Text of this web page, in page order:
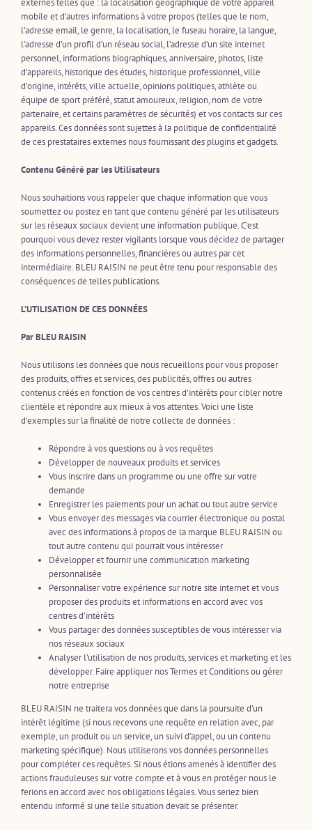
externes telles que : la localisation géographique de votre appareil
mobile et d’autres informations à votre propos (telles que le nom,
l’adresse email, le genre, la localisation, le fuseau horaire, la langue,
l’adresse d’un profil d’un réseau social, l’adresse d’un site internet
personnel, informations biographiques, anniversaire, photos, liste
d’appareils, historique des études, historique professionnel, ville
d’origine, intérêts, ville actuelle, opinions politiques, athlète ou
équipe de sport préféré, statut amoureux, religion, nom de votre
partenaire, et certains paramètres de sécurités) et vos contacts sur ces
appareils. Ces données sont sujettes à la politique de confidentialité
de ces prestataires externes nous fournissant des plugins et gadgets.
Contenu Généré par les Utilisateurs
Nous souhaitions vous rappeler que chaque information que vous
soumettez ou postez en tant que contenu généré par les utilisateurs
sur les réseaux sociaux devient une information publique. C’est
pourquoi vous devez rester vigilants lorsque vous décidez de partager
des informations personnelles, financières ou autres par cet
intermédiaire. BLEU RAISIN ne peut être tenu pour responsable des
conséquences de telles publications.
L’UTILISATION DE CES DONNÉES
Par BLEU RAISIN
Nous utilisons les données que nous recueillons pour vous proposer
des produits, offres et services, des publicités, offres ou autres
contenus créés en fonction de vos centres d’intérêts pour cibler notre
clientèle et répondre aux mieux à vos attentes. Voici une liste
d’exemples sur la finalité de notre collecte de données :
Répondre à vos questions ou à vos requêtes
Développer de nouveaux produits et services
Vous inscrire dans un programme ou une offre sur votre
demande
Enregistrer les paiements pour un achat ou tout autre service
Vous envoyer des messages via courrier électronique ou postal
avec des informations à propos de la marque BLEU RAISIN ou
tout autre contenu qui pourrait vous intéresser
Développer et fournir une communication marketing
personnalisée
Personnaliser votre expérience sur notre site internet et vous
proposer des produits et informations en accord avec vos
centres d’intérêts
Vous partager des données susceptibles de vous intéresser via
nos réseaux sociaux
Analyser l’utilisation de nos produits, services et marketing et les
développer. Faire appliquer nos Termes et Conditions ou gérer
notre entreprise
BLEU RAISIN ne traitera vos données que dans la poursuite d’un
intérêt légitime (si nous recevons une requête en relation avec, par
exemple, un produit ou un service, un suivi d’appel, ou un contenu
marketing spécifique). Nous utiliserons vos données personnelles
pour compléter ces requêtes. Si nous étions amenés à identifier des
actions frauduleuses sur votre compte et à vous en protéger nous le
ferions en accord avec nos obligations légales. Vous seriez bien
entendu informé si une telle situation devait se présenter.